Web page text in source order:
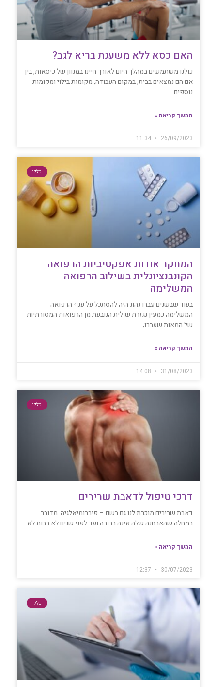
האם כסא ללא משענת בריא לגב?
כולנו משתמשים במהלך היום לאורך חיינו במגוון של כיסאות, בין
אם הם נמצאים בבית, במקום העבודה, מקומות בילוי ומקומות
נוספים.
המשך קריאה »
26/09/2023
כללי
המחקר אודות אפקטיביות הרפואה
הקונבנציונלית בשילוב הרפואה
המשלימה
בעוד שבשנים עברו נהוג היה להסתכל על ענף הרפואה
המשלימה כמעין נגזרת שולית הנובעת מן הרפואות המסורתיות
של המאות שעברו,
המשך קריאה »
31/08/2023
כללי
דרכי טיפול לדאבת שרירים
דאבת שרירים מוכרת לנו גם בשם – פיברומיאלגיה. מדובר
במחלה שהאבחנה שלה אינה ברורה ועד לפני שנים לא רבות לא
המשך קריאה »
30/07/2023
כללי